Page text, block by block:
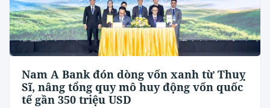
Nam A Bank đón dòng vốn xanh từ Thuỵ
Sĩ, nâng tổng quy mô huy động vốn quốc
tế gần 350 triệu USD